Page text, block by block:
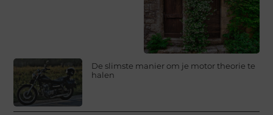
De slimste manier om je motor theorie te
halen